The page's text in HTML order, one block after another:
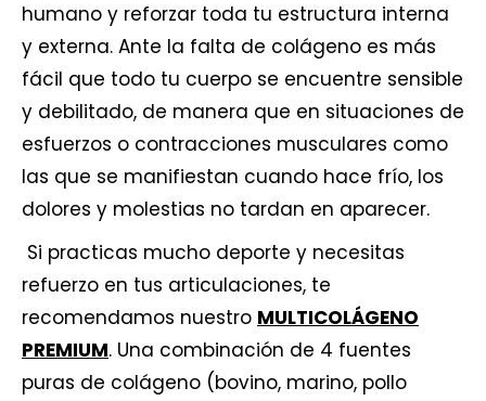
humano y reforzar toda tu estructura interna
y externa. Ante la falta de colágeno es más
fácil que todo tu cuerpo se encuentre sensible
y debilitado, de manera que en situaciones de
esfuerzos o contracciones musculares como
las que se manifiestan cuando hace frío, los
dolores y molestias no tardan en aparecer.
Si practicas mucho deporte y necesitas
refuerzo en tus articulaciones, te
recomendamos nuestro MULTICOLÁGENO
PREMIUM. Una combinación de 4 fuentes
puras de colágeno (bovino, marino, pollo